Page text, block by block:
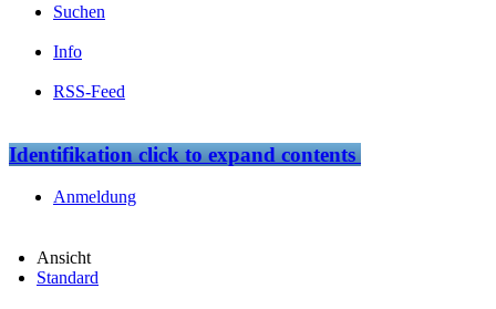
Suchen
Info
RSS-Feed
Identifikationclick to expand contents
Anmeldung
Ansicht
Standard